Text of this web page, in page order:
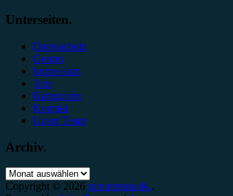
Unterseiten.
Datenschutz
Genres
Impressum
Jobs
Kategorien
Kontakt
Unser Team
Archiv.
Archiv.
Copyright © 2026 minutenmusik..